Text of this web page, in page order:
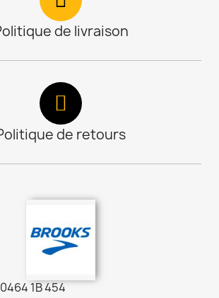
de livraison
de retours
1B 454